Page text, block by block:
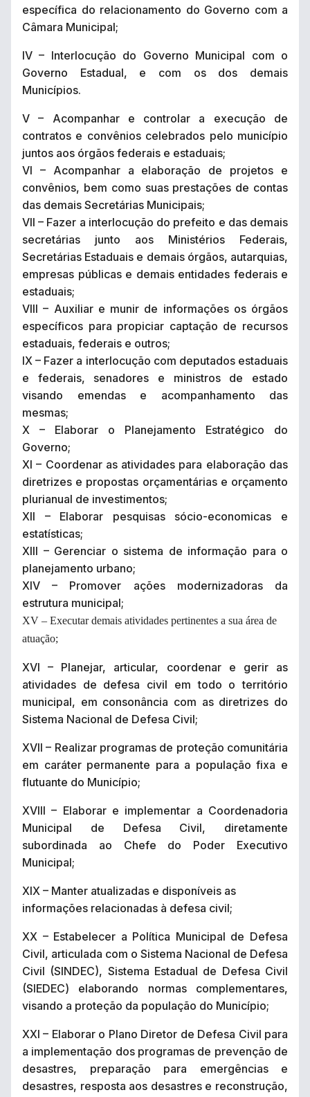
específica do relacionamento do Governo com a
Câmara Municipal;
IV – Interlocução do Governo Municipal com o
Governo Estadual, e com os dos demais
Municípios.
V – Acompanhar e controlar a execução de
contratos e convênios celebrados pelo município
juntos aos órgãos federais e estaduais;
VI – Acompanhar a elaboração de projetos e
convênios, bem como suas prestações de contas
das demais Secretárias Municipais;
VII – Fazer a interlocução do prefeito e das demais
secretárias junto aos Ministérios Federais,
Secretárias Estaduais e demais órgãos, autarquias,
empresas públicas e demais entidades federais e
estaduais;
VIII – Auxiliar e munir de informações os órgãos
específicos para propiciar captação de recursos
estaduais, federais e outros;
IX – Fazer a interlocução com deputados estaduais
e federais, senadores e ministros de estado
visando emendas e acompanhamento das
mesmas;
X – Elaborar o Planejamento Estratégico do
Governo;
XI – Coordenar as atividades para elaboração das
diretrizes e propostas orçamentárias e orçamento
plurianual de investimentos;
XII – Elaborar pesquisas sócio-economicas e
estatísticas;
XIII – Gerenciar o sistema de informação para o
planejamento urbano;
XIV – Promover ações modernizadoras da
estrutura municipal;
XV – Executar demais atividades pertinentes a sua área de
atuação;
XVI – Planejar, articular, coordenar e gerir as
atividades de defesa civil em todo o território
municipal, em consonância com as diretrizes do
Sistema Nacional de Defesa Civil;
XVII – Realizar programas de proteção comunitária
em caráter permanente para a população fixa e
flutuante do Município;
XVIII – Elaborar e implementar a Coordenadoria
Municipal de Defesa Civil, diretamente
subordinada ao Chefe do Poder Executivo
Municipal;
XIX – Manter atualizadas e disponíveis as
informações relacionadas à defesa civil;
XX – Estabelecer a Política Municipal de Defesa
Civil, articulada com o Sistema Nacional de Defesa
Civil (SINDEC), Sistema Estadual de Defesa Civil
(SIEDEC) elaborando normas complementares,
visando a proteção da população do Município;
XXI – Elaborar o Plano Diretor de Defesa Civil para
a implementação dos programas de prevenção de
desastres, preparação para emergências e
desastres, resposta aos desastres e reconstrução,